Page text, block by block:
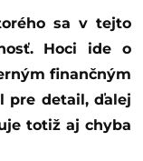
Hoci ide o
finančným
pre detail, ďalej
totiž aj chyba